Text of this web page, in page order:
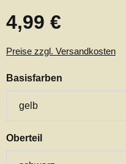
Regulärer Preis:
4,99 €
Preise zzgl. Versandkosten
Basisfarben
Oberteilauswählen